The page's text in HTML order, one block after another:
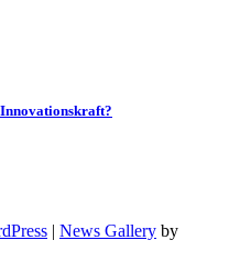
| News Gallery by